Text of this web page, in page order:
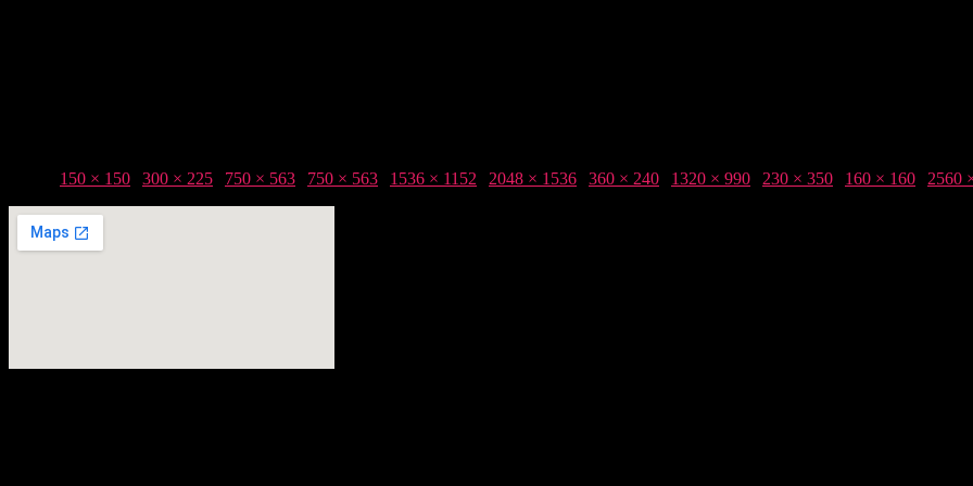
150 × 150 300 × 225 750 × 563 750 × 563 1536 × 1152 2048 × 1536 360 × 240 1320 × 990 230 × 350 160 × 160 2560